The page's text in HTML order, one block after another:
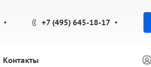
+7 (495) 645-18-17
Контакты